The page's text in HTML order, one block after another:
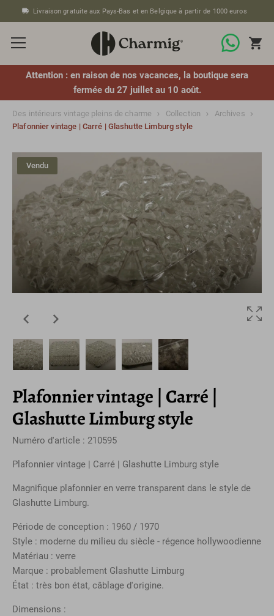
Livraison gratuite aux Pays-Bas et en Belgique à partir de 1000 euros
Attention : en raison de nos vacances, la boutique sera
fermée du 27 juillet au 10 août.
Des intérieurs vintage pleins de charme Collection
Archives
Plafonnier vintage | Carré | Glashutte Limburg style
Vendu
Plafonnier vintage | Carré |
Glashutte Limburg style
Numéro d'article : 210595
Plafonnier vintage | Carré | Glashutte Limburg style
Magnifique plafonnier en verre transparent dans le style de
Glashutte Limburg.
Période de conception : 1960 / 1970
Style : moderne du milieu du siècle - régence hollywoodienne
Matériau : verre
Marque : probablement Glashutte Limburg
État : très bon état, câblage d'origine.
Dimensions :